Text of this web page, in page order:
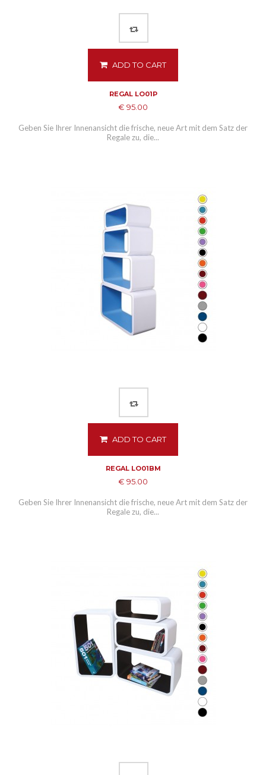
ADD TO CART
REGAL LO01P
€ 95.00
Geben Sie Ihrer Innenansicht die frische, neue Art mit dem Satz der
Regale zu, die...
ADD TO CART
REGAL LO01BM
€ 95.00
Geben Sie Ihrer Innenansicht die frische, neue Art mit dem Satz der
Regale zu, die...